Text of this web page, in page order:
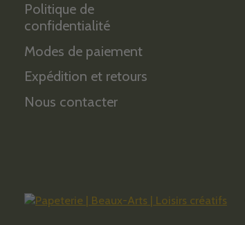
Politique de
confidentialité
Modes de paiement
Expédition et retours
Nous contacter